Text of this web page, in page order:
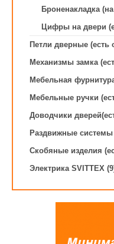
Броненакладка
Цифры на двери
Петли дверные (есть
Механизмы замка
Мебельная
Мебельные ручки
Доводчики
Раздвижные системы
Скобяные изделия
Электрика SVITTEX